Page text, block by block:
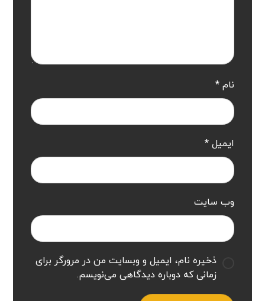
نام*
ایمیل*
وب‌ سایت
ذخیره نام، ایمیل و وبسایت من در مرورگر برای
زمانی که دوباره دیدگاهی می‌نویسم.